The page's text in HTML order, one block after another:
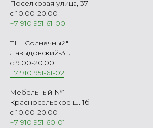
Поселковая улица, 37
с 10.00-20.00
+7 910 951-61-00
ТЦ "Солнечный"
Давыдовский-3, д.11
с 9.00-20.00
+7 910 951-61-02
Мебельный №1
Красносельское ш. 1б
с 10.00-20.00
+7 910 951-60-01